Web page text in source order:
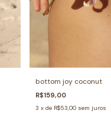
bottom joy coconut
R$159,00
3 x de R$53,00 sem juros